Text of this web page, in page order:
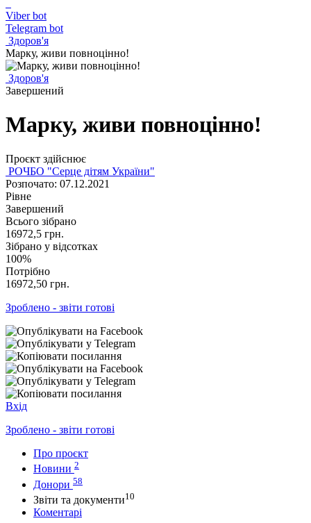
Viber bot
Telegram bot
Здоров'я
Марку, живи повноцінно!
Здоров'я
Завершений
Марку, живи повноцінно!
Проєкт здійснює
РОЧБО "Серце дітям України"
Розпочато: 07.12.2021
Рівне
Завершений
Всього зібрано
16972,5 грн.
Зібрано у відсотках
100%
Потрібно
16972,50 грн.
Зроблено - звіти готові
Вхід
Зроблено - звіти готові
Про проєкт
Новини 2
Донори 58
Звіти та документи10
Коментарі